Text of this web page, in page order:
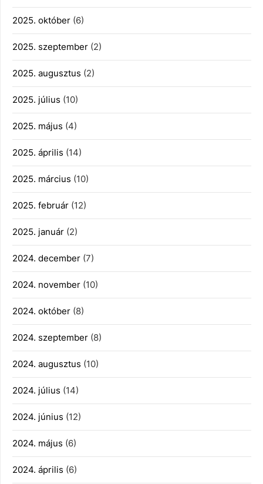
2025. október (6)
2025. szeptember (2)
2025. augusztus (2)
2025. július (10)
2025. május (4)
2025. április (14)
2025. március (10)
2025. február (12)
2025. január (2)
2024. december (7)
2024. november (10)
2024. október (8)
2024. szeptember (8)
2024. augusztus (10)
2024. július (14)
2024. június (12)
2024. május (6)
2024. április (6)